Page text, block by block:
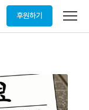
후원하기
메
열